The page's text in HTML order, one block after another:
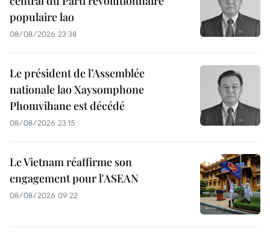
populaire lao
08/08/2026 23:38
Le président de l’Assemblée
nationale lao Xaysomphone
Phomvihane est décédé
08/08/2026 23:15
Le Vietnam réaffirme son
engagement pour l'ASEAN
08/08/2026 09:22